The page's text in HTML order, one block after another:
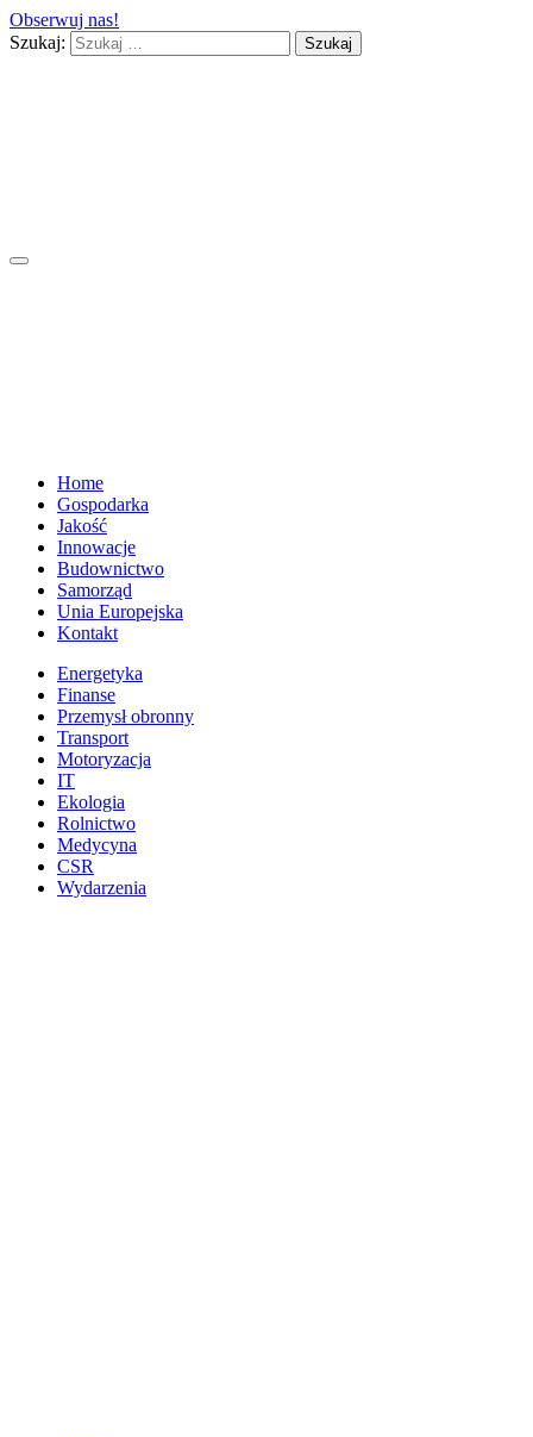
Obserwuj nas!
Szukaj:
Home
Gospodarka
Jakość
Innowacje
Budownictwo
Samorząd
Unia Europejska
Kontakt
Energetyka
Finanse
Przemysł obronny
Transport
Motoryzacja
IT
Ekologia
Rolnictwo
Medycyna
CSR
Wydarzenia